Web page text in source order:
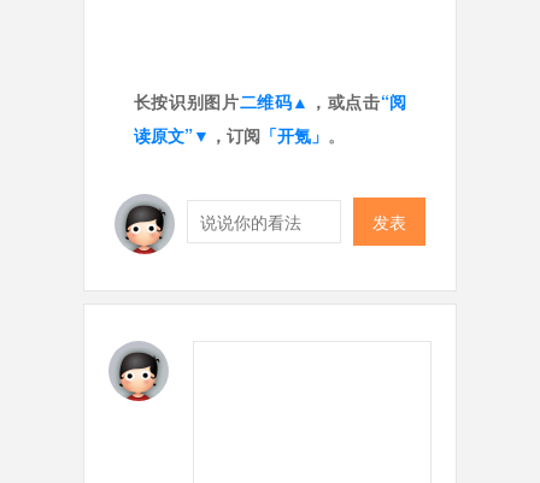
长按识别图片二维码▲ ，或点击“阅
读原文”▼ ，订阅「开氪」 。
发表